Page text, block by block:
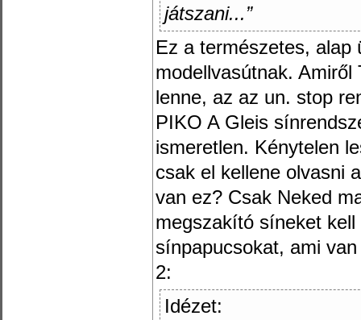
játszani...”
Ez a természetes, alap
modellvasútnak.
lenne, az az un. stop
PIKO A Gleis
ismeretlen. Kénytelen
csak el kellene olvasni
van ez? Csak Neked
megszakító síneket
sínpapucsokat, ami
2:
Idézet: